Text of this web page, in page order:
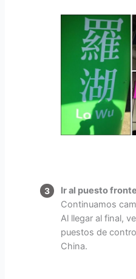
Ir al puesto
Continuamos
Al llegar al final,
puestos de
China.